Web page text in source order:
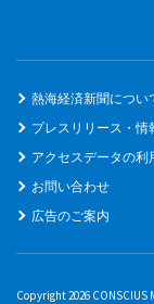
熱海経済新聞につい
プレスリリース・情
アクセスデータの利
お問い合わせ
広告のご案内
Copyright 2026 CONSCIUS